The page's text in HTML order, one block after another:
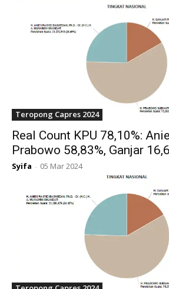
Teropong Capres 2024
Real Count KPU 78,10%:
Prabowo 58,83%, Ganjar
Syifa - 05 Mar 2024